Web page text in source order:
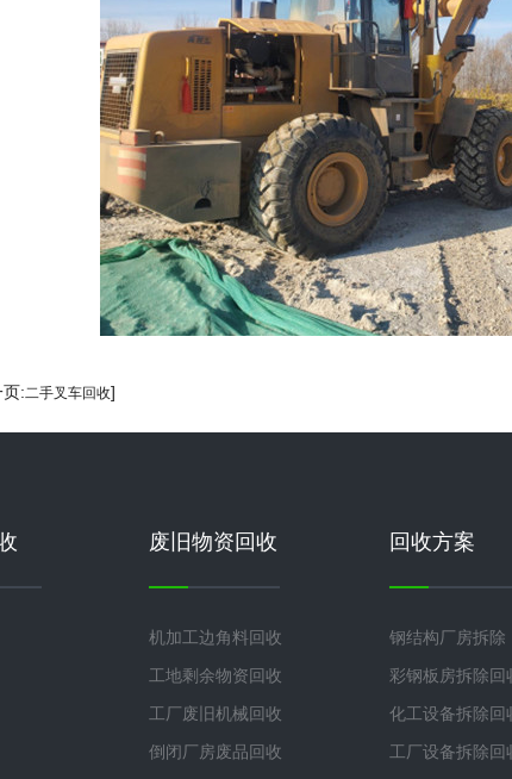
:二手叉车回收]
废旧物资回收
机加工边角料回收
工地剩余物资回收
工厂废旧机械回收
倒闭厂房废品回收
回收方案
钢结构厂房拆除
彩钢板房拆除回
化工设备拆除回
工厂设备拆除回